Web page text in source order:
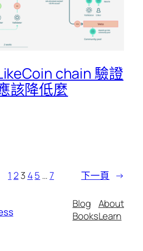
chain 驗證
該降低麼
1 23 45 …7 下一頁 →
Blog
Books
About
Learn